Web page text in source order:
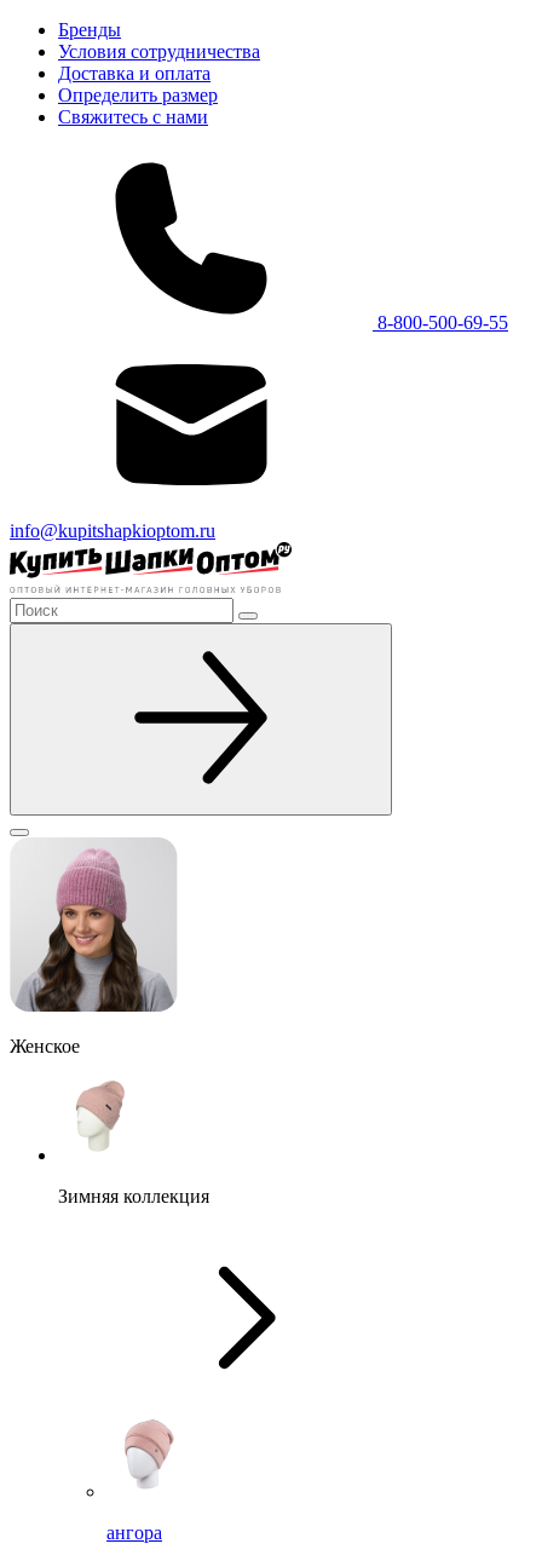
Бренды
Условия сотрудничества
Доставка и оплата
Определить размер
Свяжитесь с нами
8-800-500-69-55
info@kupitshapkioptom.ru
Женское
Зимняя коллекция
ангора